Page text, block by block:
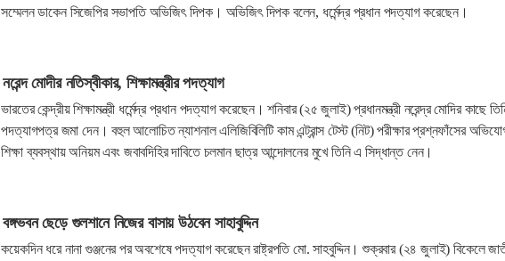
সম্মেলন ডাকেন সিজেপির সভাপতি অভিজিৎ দিপক। অভিজিৎ দিপক বলেন, ধর্মেন্দ্র প্রধান পদত্যাগ করেছেন।
নরেন্দ মোদীর নতিস্বীকার, শিক্ষামন্ত্রীর পদত্যাগ
ভারতের কেন্দ্রীয় শিক্ষামন্ত্রী ধর্মেন্দ্র প্রধান পদত্যাগ করেছেন। শনিবার (২৫ জুলাই) প্রধানমন্ত্রী নরেন্দ্র মোদির কাছে
পদত্যাগপত্র জমা দেন। বহুল আলোচিত ন্যাশনাল এলিজিবিলিটি কাম এন্ট্রান্স টেস্ট (নিট) পরীক্ষার প্রশ্নফাঁসের
শিক্ষা ব্যবস্থায় অনিয়ম এবং জবাবদিহির দাবিতে চলমান ছাত্র আন্দোলনের মুখে তিনি এ সিদ্ধান্ত নেন।
বঙ্গভবন ছেড়ে গুলশানে নিজের বাসায় উঠবেন সাহাবুদ্দিন
কয়েকদিন ধরে নানা গুঞ্জনের পর অবশেষে পদত্যাগ করেছেন রাষ্ট্রপতি মো. সাহবুদ্দিন। শুক্রবার (২৪ জুলাই) বিকেলে